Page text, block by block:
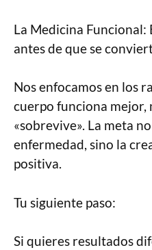
La Medicina Funcional:
antes de que se
Nos enfocamos en los
cuerpo funciona mejor,
«sobrevive». La meta
enfermedad, sino la
positiva.
Tu siguiente paso:
Si quieres resultados